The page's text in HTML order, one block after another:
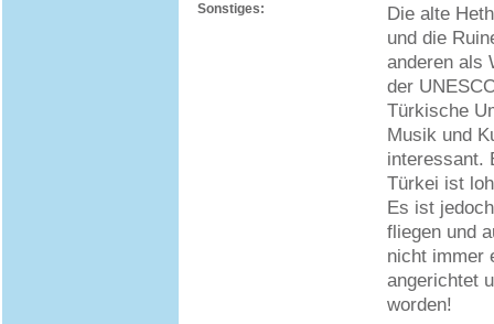
Sonstiges:
Die alte
und die
anderen als
der
Türkische
Musik und
interessant.
Türkei ist
Es ist
fliegen und
nicht immer
angerichtet
worden!